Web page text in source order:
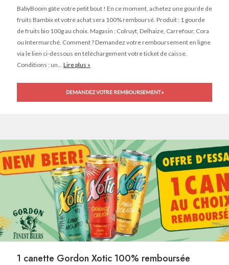
BabyBoom gâte votre petit bout ! En ce moment, achetez une gourde de
fruits Bambix et votre achat sera 100% remboursé. Produit : 1 gourde
de fruits bio 100g au choix. Magasin : Colruyt, Delhaize, Carrefour, Cora
ou Intermarché. Comment ? Demandez votre remboursement en ligne
via le lien ci-dessous en téléchargement votre ticket de caisse.
Conditions : un... Lire plus »
DEMANDEZ VOTRE REMBOURSEMENT »
1 canette Gordon Xotic 100% remboursée